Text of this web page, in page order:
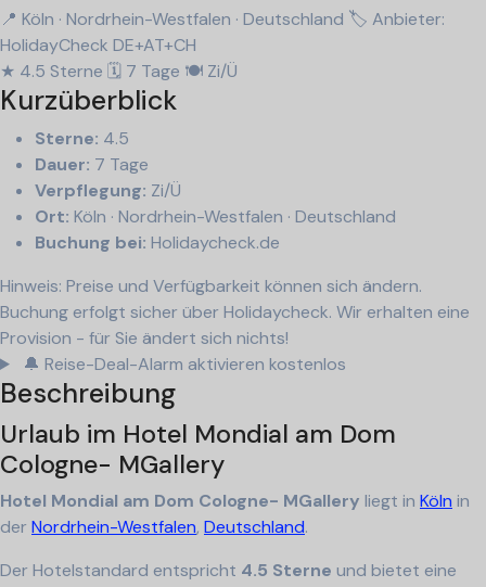
📍 Köln · Nordrhein-Westfalen · Deutschland 🏷 Anbieter:
HolidayCheck DE+AT+CH
★ 4.5 Sterne 🗓 7 Tage 🍽 Zi/Ü
Kurzüberblick
Sterne: 4.5
Dauer: 7 Tage
Verpflegung: Zi/Ü
Ort: Köln · Nordrhein-Westfalen · Deutschland
Buchung bei: Holidaycheck.de
Hinweis: Preise und Verfügbarkeit können sich ändern.
Buchung erfolgt sicher über Holidaycheck. Wir erhalten eine
Provision - für Sie ändert sich nichts!
🔔 Reise-Deal-Alarm aktivieren kostenlos
Beschreibung
Urlaub im Hotel Mondial am Dom
Cologne- MGallery
Hotel Mondial am Dom Cologne- MGallery liegt in Köln in
der Nordrhein-Westfalen, Deutschland.
Der Hotelstandard entspricht 4.5 Sterne und bietet eine